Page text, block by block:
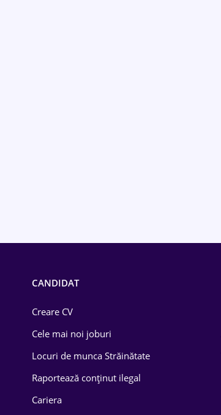
CANDIDAT
Creare CV
Cele mai noi joburi
Locuri de munca Străinătate
Raportează conținut ilegal
Cariera